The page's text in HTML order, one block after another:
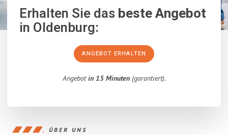
Erhalten Sie dasbeste Angebot
in Oldenburg:
ANGEBOT ERHALTEN
Angebotin 15 Minuten(garantiert).
ÜBER UNS